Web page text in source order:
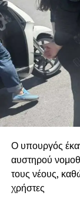
Ο υπουργός
αυστηρού
τους νέους,
χρήστες